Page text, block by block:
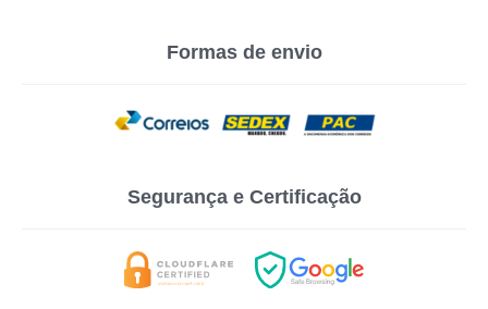
Formas de envio
Segurança e Certificação